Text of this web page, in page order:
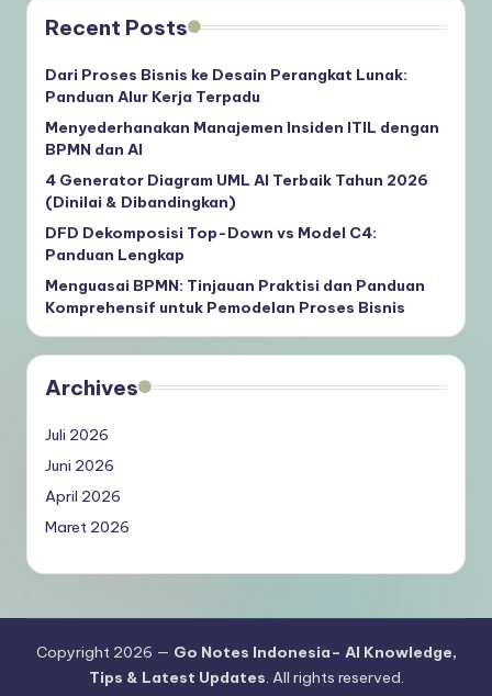
Recent Posts
Dari Proses Bisnis ke Desain Perangkat Lunak:
Panduan Alur Kerja Terpadu
Menyederhanakan Manajemen Insiden ITIL dengan
BPMN dan AI
4 Generator Diagram UML AI Terbaik Tahun 2026
(Dinilai & Dibandingkan)
DFD Dekomposisi Top-Down vs Model C4:
Panduan Lengkap
Menguasai BPMN: Tinjauan Praktisi dan Panduan
Komprehensif untuk Pemodelan Proses Bisnis
Archives
Juli 2026
Juni 2026
April 2026
Maret 2026
Copyright 2026 — Go Notes Indonesia– AI Knowledge,
Tips & Latest Updates. All rights reserved.